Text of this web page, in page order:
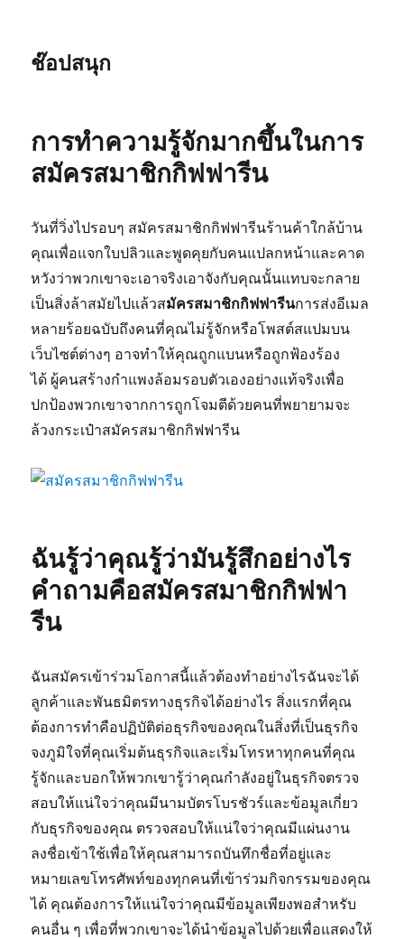
ช๊อปสนุก
การทำความรู้จักมากขึ้นในการ
สมัครสมาชิกกิฟฟารีน
วันที่วิ่งไปรอบๆ สมัครสมาชิกกิฟฟารีนร้านค้าใกล้บ้าน
คุณเพื่อแจกใบปลิวและพูดคุยกับคนแปลกหน้าและคาด
หวังว่าพวกเขาจะเอาจริงเอาจังกับคุณนั้นแทบจะกลาย
เป็นสิ่งล้าสมัยไปแล้วสมัครสมาชิกกิฟฟารีนการส่งอีเมล
หลายร้อยฉบับถึงคนที่คุณไม่รู้จักหรือโพสต์สแปมบน
เว็บไซต์ต่างๆ อาจทำให้คุณถูกแบนหรือถูกฟ้องร้อง
ได้ ผู้คนสร้างกำแพงล้อมรอบตัวเองอย่างแท้จริงเพื่อ
ปกป้องพวกเขาจากการถูกโจมตีด้วยคนที่พยายามจะ
ล้วงกระเป๋าสมัครสมาชิกกิฟฟารีน
ฉันรู้ว่าคุณรู้ว่ามันรู้สึกอย่างไร
คำถามคือสมัครสมาชิกกิฟฟา
รีน
ฉันสมัครเข้าร่วมโอกาสนี้แล้วต้องทำอย่างไรฉันจะได้
ลูกค้าและพันธมิตรทางธุรกิจได้อย่างไร สิ่งแรกที่คุณ
ต้องการทำคือปฏิบัติต่อธุรกิจของคุณในสิ่งที่เป็นธุรกิจ
จงภูมิใจที่คุณเริ่มต้นธุรกิจและเริ่มโทรหาทุกคนที่คุณ
รู้จักและบอกให้พวกเขารู้ว่าคุณกำลังอยู่ในธุรกิจตรวจ
สอบให้แน่ใจว่าคุณมีนามบัตรโบรชัวร์และข้อมูลเกี่ยว
กับธุรกิจของคุณ ตรวจสอบให้แน่ใจว่าคุณมีแผ่นงาน
ลงชื่อเข้าใช้เพื่อให้คุณสามารถบันทึกชื่อที่อยู่และ
หมายเลขโทรศัพท์ของทุกคนที่เข้าร่วมกิจกรรมของคุณ
ได้ คุณต้องการให้แน่ใจว่าคุณมีข้อมูลเพียงพอสำหรับ
คนอื่น ๆ เพื่อที่พวกเขาจะได้นำข้อมูลไปด้วยเพื่อแสดงให้